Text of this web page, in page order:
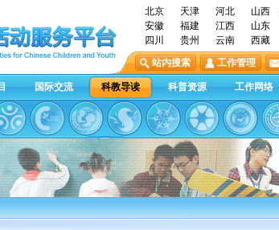
北京 天津 河北 山西
安徽
福建 江西 山东
四川
贵州 云南 西藏
站内搜索
工作管理
国际交流 科教导读 科普资源 工作网络